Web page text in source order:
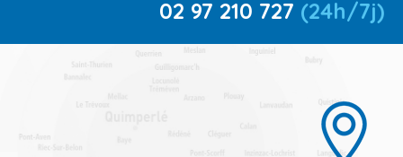
02 97 210 727 (24h/7j)